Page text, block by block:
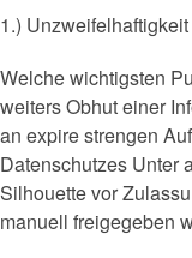
1.)
Welche wichtigsten
weiters Obhut einer
an expire strengen
Datenschutzes Unter
Silhouette vor
manuell freigegeben